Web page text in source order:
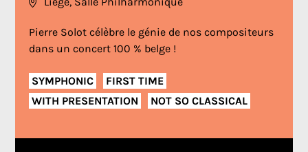
Pierre Solot célèbre le génie de nos compositeurs
dans un concert 100 % belge !
SYMPHONIC
FIRST TIME
WITH PRESENTATION
NOT SO CLASSICAL